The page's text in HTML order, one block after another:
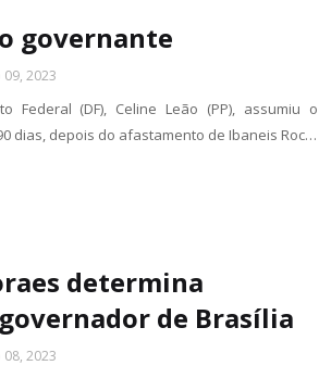
governante
09, 2023
Federal (DF), Celine Leão (PP), assumiu o
dias, depois do afastamento de Ibaneis Roc…
determina
de Brasília
08, 2023